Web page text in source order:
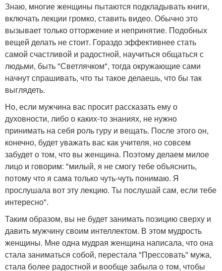
Знаю, многие женщины пытаются подкладывать книги,
включать лекции громко, ставить видео. Обычно это
вызывает только отторжение и непринятие. Подобных
вещей делать не стоит. Гораздо эффективнее стать
самой счастливой и радостной, научиться общаться с
людьми, быть "Светлячком", тогда окружающие сами
начнут спрашивать, что ты такое делаешь, что бы так
выглядеть.
Но, если мужчина вас просит рассказать ему о
духовности, либо о каких-то знаниях, не нужно
принимать на себя роль гуру и вещать. После этого он,
конечно, будет уважать вас как учителя, но совсем
забудет о том, что вы женщина. Поэтому делаем милое
лицо и говорим: "милый, я не смогу тебе объяснить,
потому что я сама только чуть-чуть понимаю. Я
прослушала вот эту лекцию. Ты послушай сам, если тебе
интересно".
Таким образом, вы не будет занимать позицию сверху и
давить мужчину своим интеллектом. В этом мудрость
женщины. Мне одна мудрая женщина написала, что она
стала заниматься собой, перестала "Прессовать" мужа,
стала более радостной и вообще забыла о том, чтобы